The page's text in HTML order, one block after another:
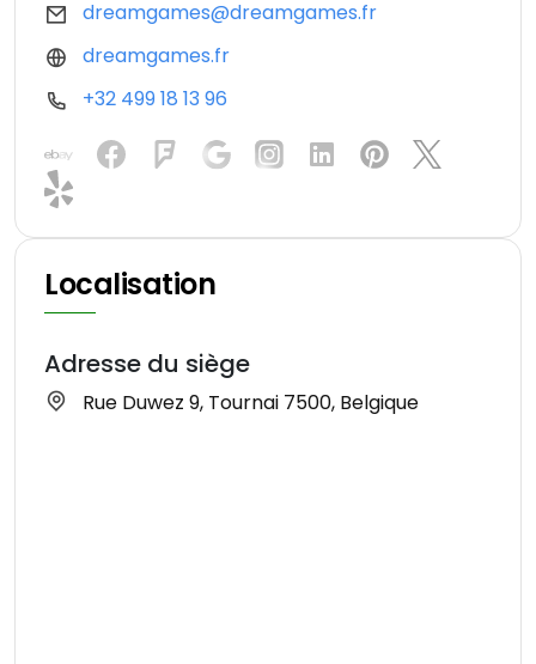
dreamgames@dreamgames.fr
dreamgames.fr
+32 499 18 13 96
Localisation
Adresse du siège
Rue Duwez 9, Tournai 7500, Belgique